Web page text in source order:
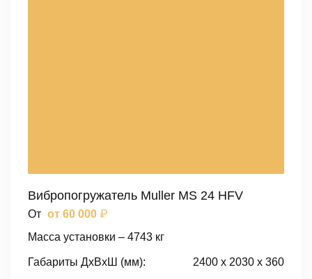
Вибропогружатель Muller MS 24 HFV
От от 60 000 ₽
Масса установки – 4743 кг
Габариты ДxВxШ (мм): 2400 x 2030 x 360